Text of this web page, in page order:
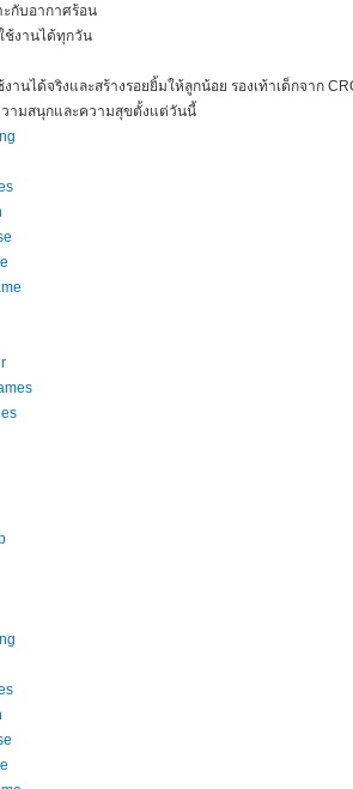
ะกับอากาศร้อน
ช้งานได้ทุกวัน
ได้จริงและสร้างรอยยิ้มให้ลูกน้อย รองเท้าเด็กจาก
ามสนุกและความสุขตั้งแต่วันนี้